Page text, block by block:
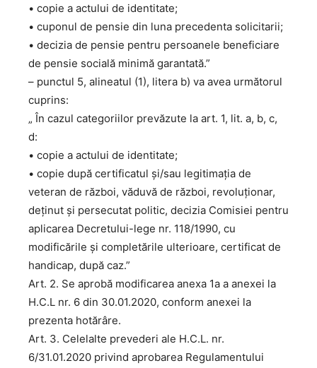
• copie a actului de identitate;
• cuponul de pensie din luna precedenta solicitarii;
• decizia de pensie pentru persoanele beneficiare
de pensie socială minimă garantată.”
– punctul 5, alineatul (1), litera b) va avea următorul
cuprins:
„ În cazul categoriilor prevăzute la art. 1, lit. a, b, c,
d:
• copie a actului de identitate;
• copie după certificatul și/sau legitimația de
veteran de război, văduvă de război, revoluționar,
deținut și persecutat politic, decizia Comisiei pentru
aplicarea Decretului-lege nr. 118/1990, cu
modificările și completările ulterioare, certificat de
handicap, după caz.”
Art. 2. Se aprobă modificarea anexa 1a a anexei la
H.C.L nr. 6 din 30.01.2020, conform anexei la
prezenta hotărâre.
Art. 3. Celelalte prevederi ale H.C.L. nr.
6/31.01.2020 privind aprobarea Regulamentului